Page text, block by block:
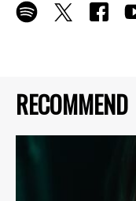
RECOMMEND